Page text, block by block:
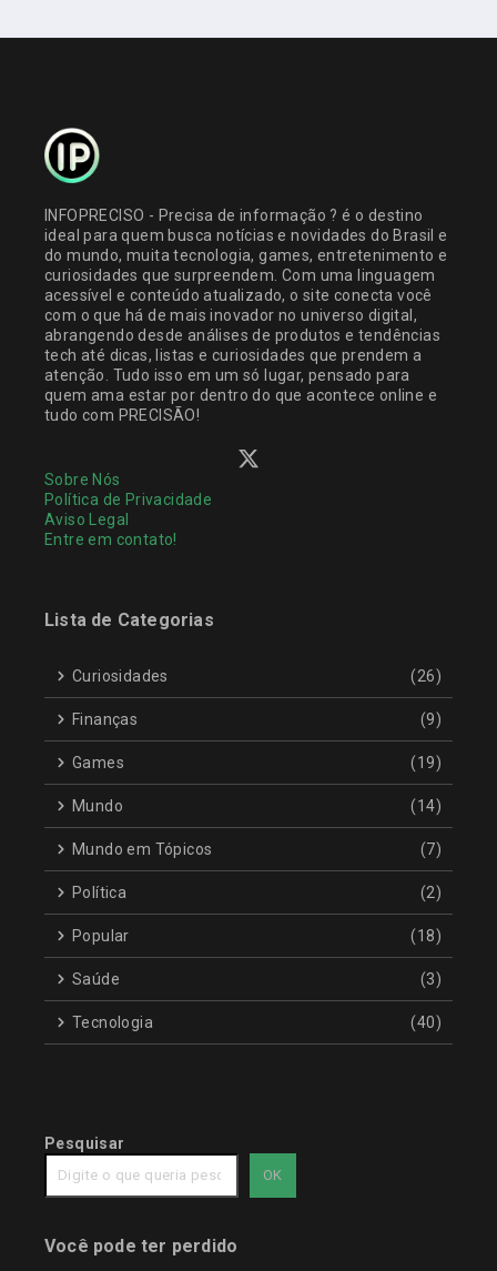
INFOPRECISO - Precisa de informação ? é o destino
ideal para quem busca notícias e novidades do Brasil e
do mundo, muita tecnologia, games, entretenimento e
curiosidades que surpreendem. Com uma linguagem
acessível e conteúdo atualizado, o site conecta você
com o que há de mais inovador no universo digital,
abrangendo desde análises de produtos e tendências
tech até dicas, listas e curiosidades que prendem a
atenção. Tudo isso em um só lugar, pensado para
quem ama estar por dentro do que acontece online e
tudo com PRECISÃO!
Sobre Nós
Política de Privacidade
Aviso Legal
Entre em contato!
Lista de Categorias
Curiosidades (26)
Finanças (9)
Games (19)
Mundo (14)
Mundo em Tópicos (7)
Política (2)
Popular (18)
Saúde (3)
Tecnologia (40)
Pesquisar
OK
Você pode ter perdido